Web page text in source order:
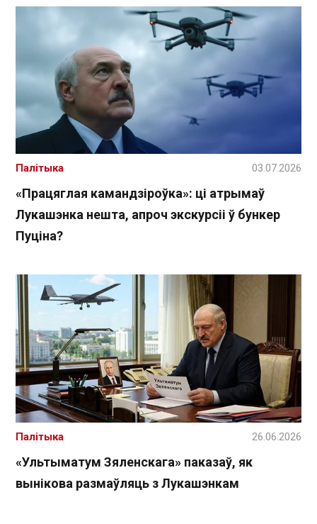
«Працяглая камандзіроўка»: ці атрымаў
Лукашэнка нешта, апроч экскурсіі ў бункер
Пуціна?
Палітыка 03.07.2026
«Ультыматум Зяленскага» паказаў, як
вынікова размаўляць з Лукашэнкам
Палітыка 26.06.2026